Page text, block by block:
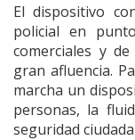
El dispositivo
policial en
comerciales y
gran afluencia.
marcha un
personas, la
seguridad